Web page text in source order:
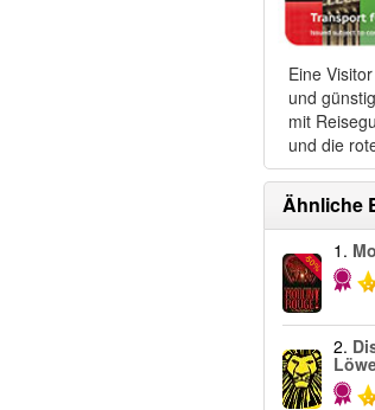
Eine
und
mit
und die
Ähnliche
-50%
1.
2.